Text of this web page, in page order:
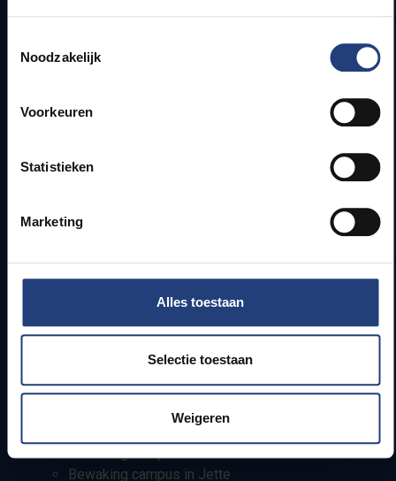
Noodzakelijk
Voorkeuren
Statistieken
Marketing
Alles toestaan
Selectie toestaan
Weigeren
Jobs
Onderzoeksgroepen
Pers
PhD-studenten
Werkstudenten
Internationale studenten
Bewaking campus in Jette